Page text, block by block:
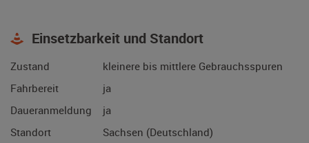
Einsetzbarkeit und Standort
Zustand
kleinere bis mittlere Gebrauchsspuren
Fahrbereit
ja
Daueranmeldung
ja
Standort
Sachsen (Deutschland)